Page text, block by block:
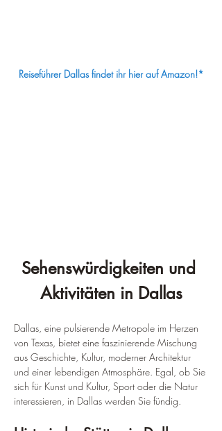
Reiseführer Dallas findet ihr hier auf Amazon!*
Sehenswürdigkeiten und
Aktivitäten in Dallas
Dallas, eine pulsierende Metropole im Herzen
von Texas, bietet eine faszinierende Mischung
aus Geschichte, Kultur, moderner Architektur
und einer lebendigen Atmosphäre. Egal, ob Sie
sich für Kunst und Kultur, Sport oder die Natur
interessieren, in Dallas werden Sie fündig.